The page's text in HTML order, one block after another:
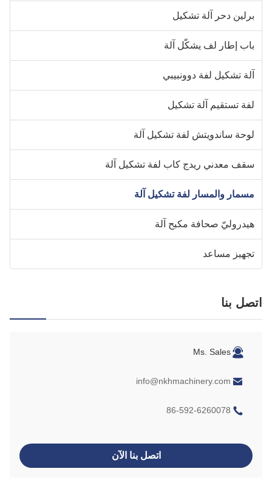
دحر آلة تشكيل
إطار لف يشكّل آلة
تشكيل لفة دوونبيبي
تستقيم آلة تشكيل
ساندويتش لفة تشكيل آلة
معدني ريدج كاب لفة تشكيل آلة
والمسار لفة تشكيل آلة
صحافة مكبح آلة
مساعد
بنا
Ms. Sales
info@nkhmachinery.com
86-592-6260078
اتصل بنا الآن